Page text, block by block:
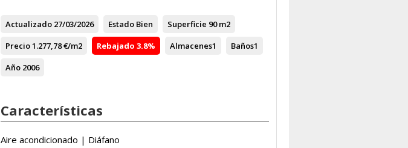
Actualizado 27/03/2026 Estado Bien Superficie 90 m2
Precio1.277,78 €/m2 Rebajado 3.8% Almacenes1 Baños1
Año 2006
Características
Aire acondicionado | Diáfano